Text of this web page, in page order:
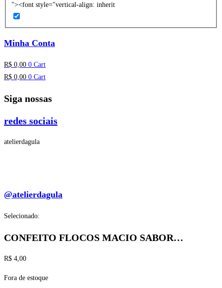
"><font style="vertical-align: inherit
Minha Conta
R$ 0,00 0 Cart
R$ 0,00 0 Cart
Siga nossas
redes sociais
atelierdagula
@atelierdagula
Selecionado:
CONFEITO FLOCOS MACIO SABOR…
R$ 4,00
Fora de estoque